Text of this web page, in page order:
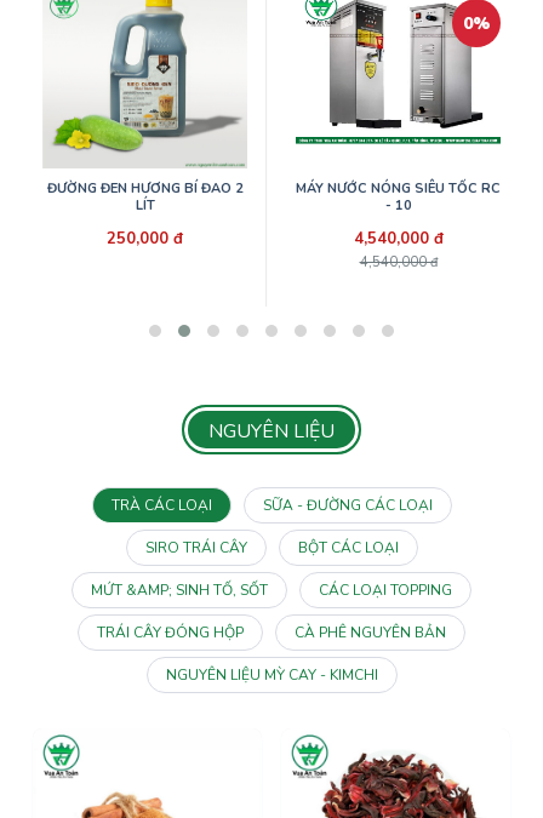
ĐƯỜNG ĐEN HƯƠNG BÍ ĐAO 2
LÍT
250,000 đ
0%
MÁY NƯỚC NÓNG SIÊU TỐC RC
- 10
4,540,000 đ
4,540,000 đ
NGUYÊN LIỆU
TRÀ CÁC LOẠI SỮA - ĐƯỜNG CÁC LOẠI
SIRO TRÁI CÂY BỘT CÁC LOẠI
MỨT &AMP; SINH TỐ, SỐT CÁC LOẠI TOPPING
TRÁI CÂY ĐÓNG HỘP CÀ PHÊ NGUYÊN BẢN
NGUYÊN LIỆU MỲ CAY - KIMCHI